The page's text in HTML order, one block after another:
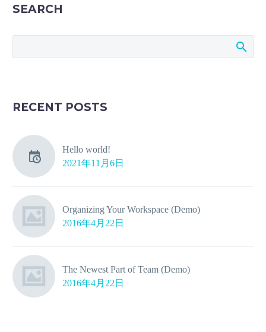
SEARCH
RECENT POSTS
Hello world!
2021年11月6日
Organizing Your Workspace (Demo)
2016年4月22日
The Newest Part of Team (Demo)
2016年4月22日